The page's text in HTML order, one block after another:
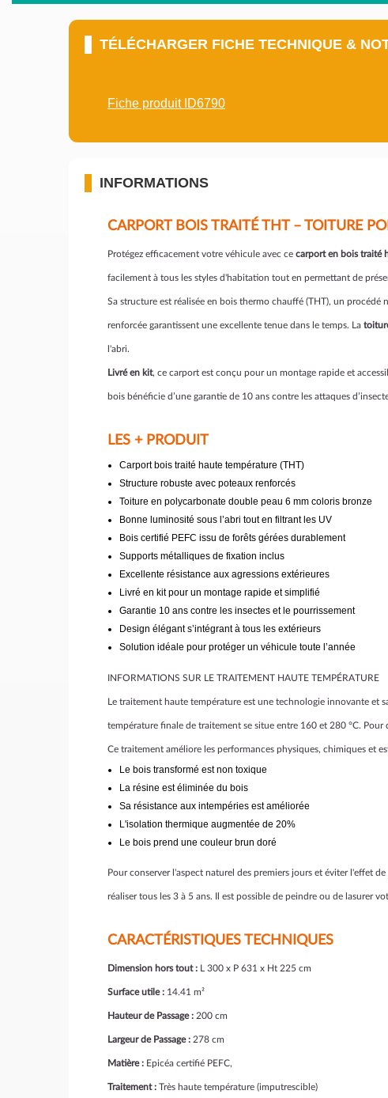
TÉLÉCHARGER FICHE TECHNIQUE &
Fiche produit ID6790
INFORMATIONS
CARPORT BOIS TRAITÉ THT – TOITURE
Protégez efficacement votre véhicule avec ce carport en bois traité
facilement à tous les styles d'habitation tout en permettant de
Sa structure est réalisée en bois thermo chauffé (THT), un procédé
renforcée garantissent une excellente tenue dans le temps. La
l'abri.
Livré en kit, ce carport est conçu pour un montage rapide et
bois bénéficie d’une garantie de 10 ans contre les attaques
LES + PRODUIT
Carport bois traité haute température (THT)
Structure robuste avec poteaux renforcés
Toiture en polycarbonate double peau 6 mm coloris bronze
Bonne luminosité sous l’abri tout en filtrant les UV
Bois certifié PEFC issu de forêts gérées durablement
Supports métalliques de fixation inclus
Excellente résistance aux agressions extérieures
Livré en kit pour un montage rapide et simplifié
Garantie 10 ans contre les insectes et le pourrissement
Design élégant s’intégrant à tous les extérieurs
Solution idéale pour protéger un véhicule toute l’année
INFORMATIONS SUR LE TRAITEMENT HAUTE TEMPÉRATURE
Le traitement haute température est une technologie innovante et
température finale de traitement se situe entre 160 et 280 °C.
Ce traitement améliore les performances physiques, chimiques et
Le bois transformé est non toxique
La résine est éliminée du bois
Sa résistance aux intempéries est améliorée
L'isolation thermique augmentée de 20%
Le bois prend une couleur brun doré
Pour conserver l'aspect naturel des premiers jours et éviter l'effet
réaliser tous les 3 à 5 ans. Il est possible de peindre ou de lasurer
CARACTÉRISTIQUES TECHNIQUES
Dimension hors tout : L 300 x P 631 x Ht 225 cm
Surface utile : 14.41 m²
Hauteur de Passage : 200 cm
Largeur de Passage : 278 cm
Matière : Epicéa certifié PEFC,
Traitement : Très haute température (imputrescible)